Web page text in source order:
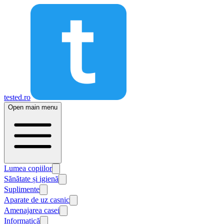
tested.ro
Open main menu
Lumea copiilor
Sănătate și igienă
Suplimente
Aparate de uz casnic
Amenajarea casei
Informatică